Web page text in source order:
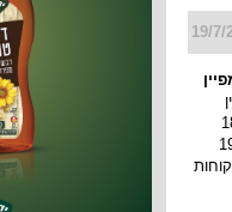
19/7/
שיערך ב-18
הארץ, החל מה 19
לקוחות